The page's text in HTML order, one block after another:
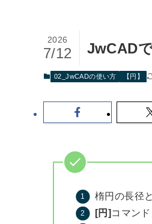
JwCAD
2026
7/12
02_JwCADの使い方 【円】
楕円の長径
[円] コマンド